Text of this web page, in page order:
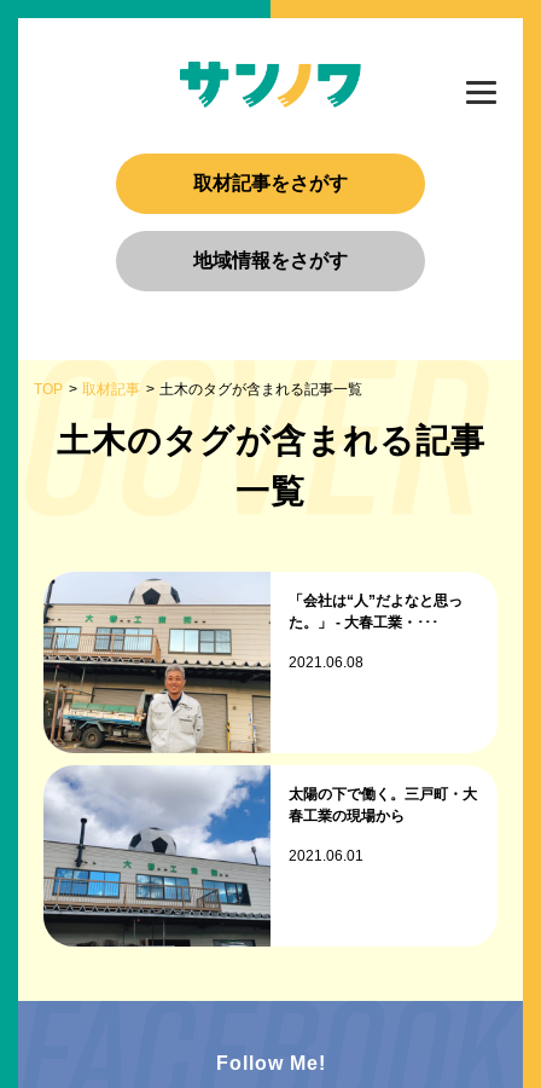
取材記事をさがす
地域情報をさがす
TOP 取材記事 土木のタグが含まれる記事一覧
土木のタグが含まれる記事
一覧
「会社は“人”だよなと思っ
た。」 - 大春工業・･･･
2021.06.08
太陽の下で働く。三戸町・大
春工業の現場から
2021.06.01
Follow Me!